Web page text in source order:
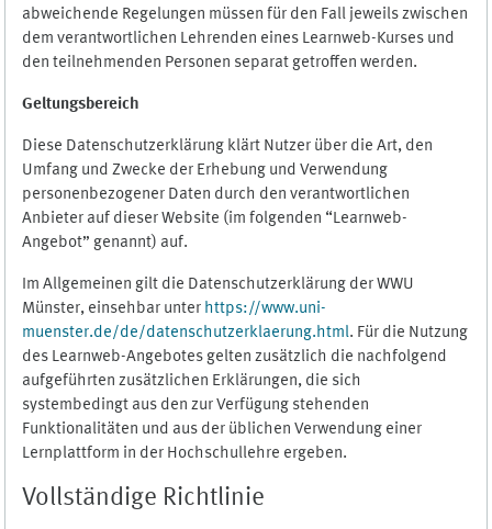
abweichende Regelungen müssen für den Fall jeweils zwischen
dem verantwortlichen Lehrenden eines Learnweb-Kurses und
den teilnehmenden Personen separat getroffen werden.
Geltungsbereich
Diese Datenschutzerklärung klärt Nutzer über die Art, den
Umfang und Zwecke der Erhebung und Verwendung
personenbezogener Daten durch den verantwortlichen
Anbieter auf dieser Website (im folgenden “Learnweb-
Angebot” genannt) auf.
Im Allgemeinen gilt die Datenschutzerklärung der WWU
Münster, einsehbar unter https://www.uni-
muenster.de/de/datenschutzerklaerung.html. Für die Nutzung
des Learnweb-Angebotes gelten zusätzlich die nachfolgend
aufgeführten zusätzlichen Erklärungen, die sich
systembedingt aus den zur Verfügung stehenden
Funktionalitäten und aus der üblichen Verwendung einer
Lernplattform in der Hochschullehre ergeben.
Vollständige Richtlinie